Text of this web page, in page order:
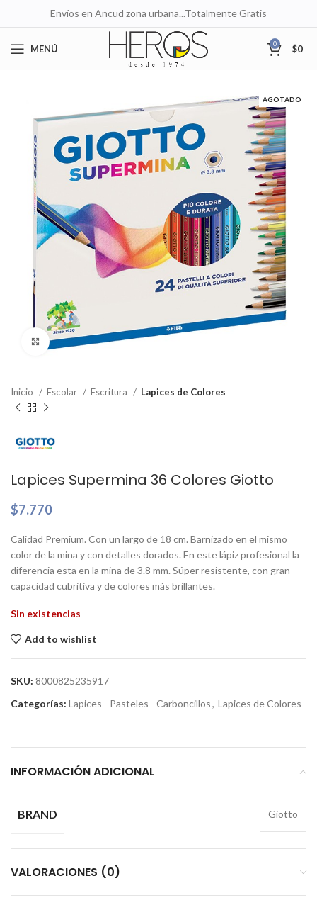
Envíos en Ancud zona urbana...Totalmente Gratis
MENÚ 0 $0
AGOTADO
Clic para ampliar
Inicio Escolar Escritura Lapices de Colores
Lapices Supermina 36 Colores Giotto
$7.770
Calidad Premium. Con un largo de 18 cm. Barnizado en el mismo
color de la mina y con detalles dorados. En este lápiz profesional la
diferencia esta en la mina de 3.8 mm. Súper resistente, con gran
capacidad cubritiva y de colores más brillantes.
Sin existencias
Add to wishlist
SKU: 8000825235917
Categorías: Lapices - Pasteles - Carboncillos, Lapices de Colores
INFORMACIÓN ADICIONAL
BRAND Giotto
VALORACIONES (0)